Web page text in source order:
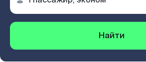
Найти